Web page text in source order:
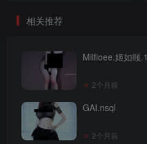
相关推荐
Milfloee.姬如颐.1
2个月前
GAI.nsql
2个月前